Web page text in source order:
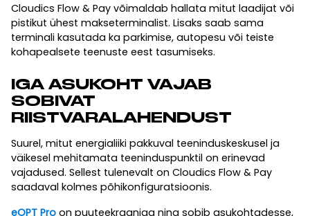
Cloudics Flow & Pay võimaldab hallata mitut laadijat või
pistikut ühest makseterminalist. Lisaks saab sama
terminali kasutada ka parkimise, autopesu või teiste
kohapealsete teenuste eest tasumiseks.
IGA ASUKOHT VAJAB
SOBIVAT
RIISTVARALAHENDUST
Suurel, mitut energialiiki pakkuval teeninduskeskusel ja
väikesel mehitamata teeninduspunktil on erinevad
vajadused. Sellest tulenevalt on Cloudics Flow & Pay
saadaval kolmes põhikonfiguratsioonis.
eOPT Pro on puuteekraaniga ning sobib asukohtadesse,